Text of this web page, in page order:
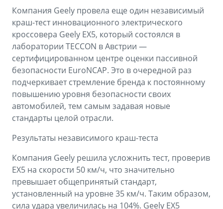
от 3 079 990 ₽* от 3 769 990 ₽*
Страхование
GEELY Лизинг
Сервисная книжка
Вопросы и ответы
Компания Geely провела еще один независимый
краш-тест инновационного электрического
кроссовера Geely EX5, который состоялся в
лаборатории TECCON в Австрии —
сертифицированном центре оценки пассивной
безопасности EuroNCAP. Это в очередной раз
подчеркивает стремление бренда к постоянному
повышению уровня безопасности своих
автомобилей, тем самым задавая новые
стандарты целой отрасли.
Результаты независимого краш-теста
Компания Geely решила усложнить тест, проверив
EX5 на скорости 50 км/ч, что значительно
превышает общепринятый стандарт,
установленный на уровне 35 км/ч. Таким образом,
cила удара увеличилась на 104%. Geely EX5